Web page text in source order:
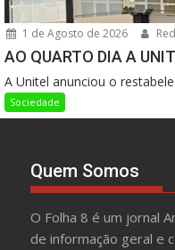
1 de Agosto de 2026
AO QUARTO DIA A
A Unitel anunciou o
Sociedade
Quem Somos
O Folha 8 é um jornal
de informação geral e